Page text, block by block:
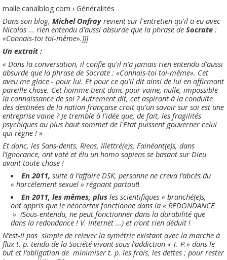
malle.canalblog.com › Généralités
Dans son blog, Michel Onfray revient sur l'entretien qu'il a eu avec
Nicolas ... rien entendu d'aussi absurde que la phrase de Socrate :
«Connais-toi toi-même».]]]
Un extrait :
« Dans la conversation, il confie qu'il n'a jamais rien entendu d'aussi
absurde que la phrase de Socrate : «Connais-toi toi-même». Cet
aveu me glace - pour lui. Et pour ce qu'il dit ainsi de lui en affirmant
pareille chose. Cet homme tient donc pour vaine, nulle, impossible
la connaissance de soi ? Autrement dit, cet aspirant à la conduite
des destinées de la nation française croit qu'un savoir sur soi est une
entreprise vaine ? Je tremble à l'idée que, de fait, les fragilités
psychiques au plus haut sommet de l'Etat puissent gouverner celui
qui règne ! »
Et donc, les Sans-dents, Riens, Illettré(e)s, Fainéant(e)s, dans
l’ignorance, ont voté et élu un homo sapiens se basant sur Dieu
avant toute chose !
En 2011, suite à l’affaire DSK, personne ne creva l’abcès du
« harcèlement sexuel » régnant partout!
En 2011, les mêmes, plusles scientifiques « branché(e)s,
ont appris que le néocortex fonctionne dans la « REDONDANCE
» (Sous-entendu, ne peut fonctionner dans la durabilité que
dans la redondance ! V. Internet ...) et n’ont rien déduit !
N’est-il pas simple de relever la symétrie existant avec la marche à
flux t. p. tendu de la Société vivant sous l’addiction « T. P.» dans le
but et l’obligation de minimiser t. p. les frais, les dettes ; pour rester